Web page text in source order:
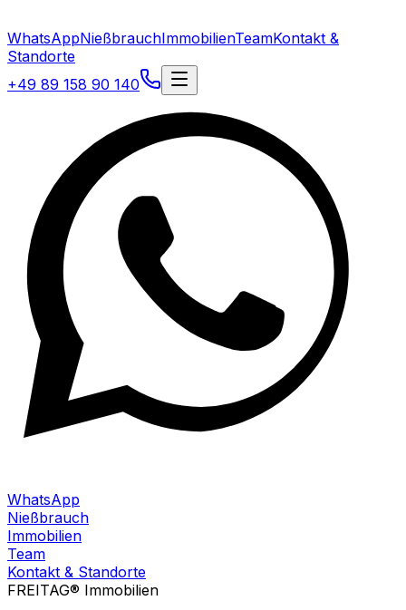
WhatsAppNießbrauchImmobilienTeamKontakt &
Standorte
+49 89 158 90 140
WhatsApp
Nießbrauch
Immobilien
Team
Kontakt & Standorte
FREITAG® Immobilien